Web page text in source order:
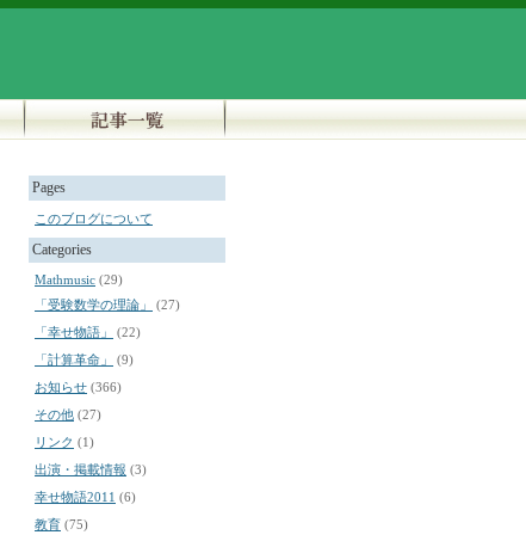
Pages
このブログについて
Categories
Mathmusic (29)
「受験数学の理論」
(27)
「幸せ物語」
(22)
「計算革命」
(9)
お知らせ (366)
その他 (27)
リンク (1)
出演・掲載情報 (3)
幸せ物語2011 (6)
教育 (75)